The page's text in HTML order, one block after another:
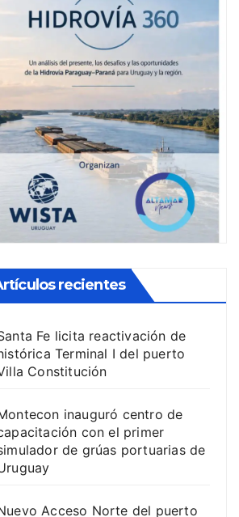
recientes
Fe licita reactivación de
Terminal I del puerto
Constitución
inauguró centro de
con el primer
de grúas portuarias de
Acceso Norte del puerto